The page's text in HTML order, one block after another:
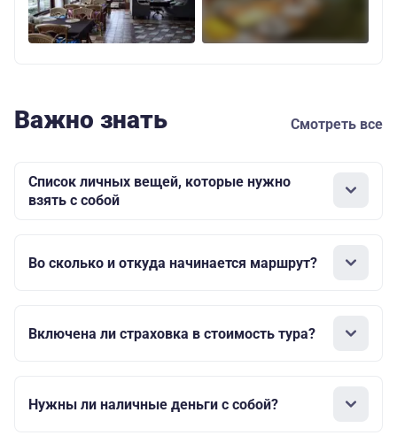
Важно знать Смотреть все
Список личных вещей, которые нужно
взять с собой
Во сколько и откуда начинается маршрут?
Включена ли страховка в стоимость тура?
Нужны ли наличные деньги с собой?